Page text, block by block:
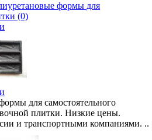
формы для
(0)
для самостоятельного
плитки. Низкие цены.
и транспортными компаниями. ..